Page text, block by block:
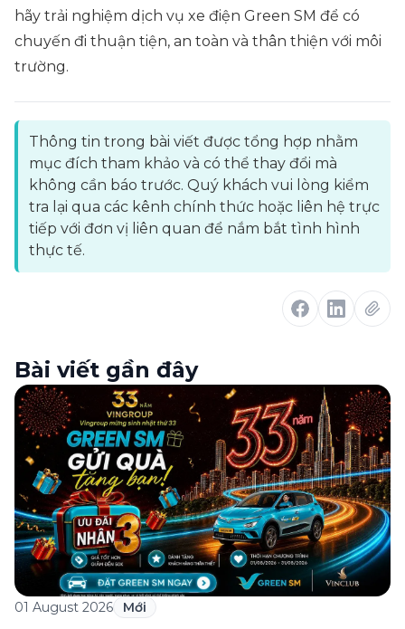
hãy trải nghiệm dịch vụ xe điện Green SM để có
chuyến đi thuận tiện, an toàn và thân thiện với môi
trường.
Thông tin trong bài viết được tổng hợp nhằm
mục đích tham khảo và có thể thay đổi mà
không cần báo trước. Quý khách vui lòng kiểm
tra lại qua các kênh chính thức hoặc liên hệ trực
tiếp với đơn vị liên quan để nắm bắt tình hình
thực tế.
Bài viết gần đây
01 August 2026 Mới